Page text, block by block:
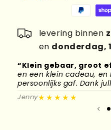
levering binnen
en donderdag,
“Klein gebaar, groot
en een klein cadeau,
persoonlijks gaf. Dank
Jenny★★★★★